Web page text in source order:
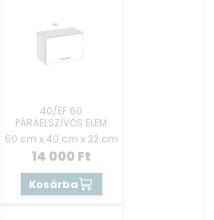
40/EF 60
PÁRAELSZÍVÓS ELEM
60 cm x 40 cm x 32 cm
14 000 Ft
Kosárba